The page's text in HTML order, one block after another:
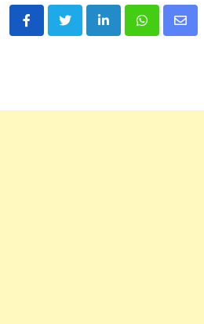
LinkedInWhatsappShare